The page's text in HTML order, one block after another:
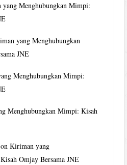
Menghubungkan Mimpi:
yang Menghubungkan
JNE
Menghubungkan Mimpi:
Menghubungkan Mimpi: Kisah
onKiriman yang
Omjay Bersama JNE